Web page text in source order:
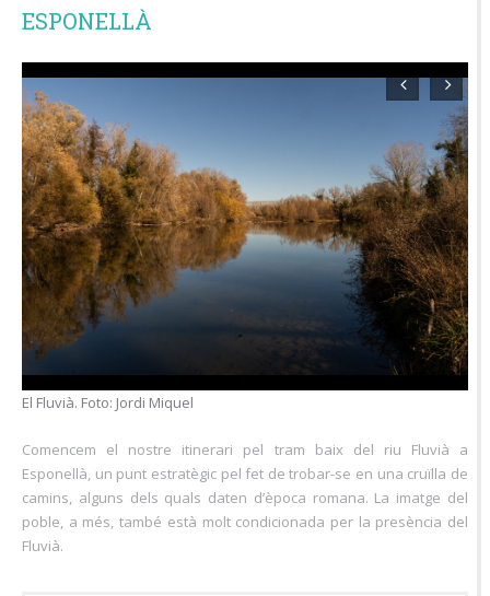
ESPONELLÀ
Vista d'Esponellà des del pont. Foto: Jordi Miquel
Comencem el nostre itinerari pel tram baix del riu Fluvià a
Esponellà, un punt estratègic pel fet de trobar-se en una cruïlla de
camins, alguns dels quals daten d’època romana. La imatge del
poble, a més, també està molt condicionada per la presència del
Fluvià.